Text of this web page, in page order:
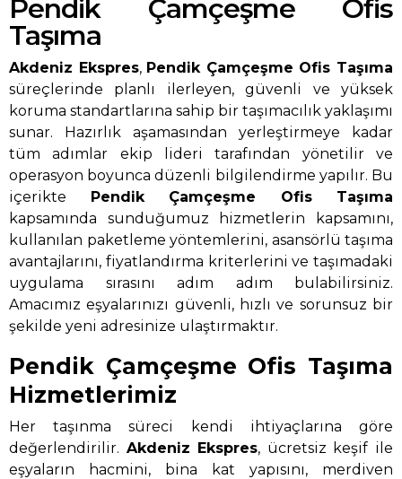
Pendik Çamçeşme Ofis
Taşıma
Akdeniz Ekspres, Pendik Çamçeşme Ofis Taşıma
süreçlerinde planlı ilerleyen, güvenli ve yüksek
koruma standartlarına sahip bir taşımacılık yaklaşımı
sunar. Hazırlık aşamasından yerleştirmeye kadar
tüm adımlar ekip lideri tarafından yönetilir ve
operasyon boyunca düzenli bilgilendirme yapılır. Bu
içerikte
Pendik Çamçeşme Ofis Taşıma
kapsamında sunduğumuz hizmetlerin kapsamını,
kullanılan paketleme yöntemlerini, asansörlü taşıma
avantajlarını, fiyatlandırma kriterlerini ve taşımadaki
uygulama sırasını adım adım bulabilirsiniz.
Amacımız eşyalarınızı güvenli, hızlı ve sorunsuz bir
şekilde yeni adresinize ulaştırmaktır.
Pendik Çamçeşme Ofis Taşıma
Hizmetlerimiz
Her taşınma süreci kendi ihtiyaçlarına göre
değerlendirilir. Akdeniz Ekspres, ücretsiz keşif ile
eşyaların hacmini, bina kat yapısını, merdiven